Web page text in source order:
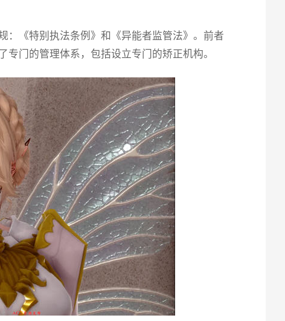
：《特别执法条例》和《异能者监管法》。前者
门的管理体系，包括设立专门的矫正机构。